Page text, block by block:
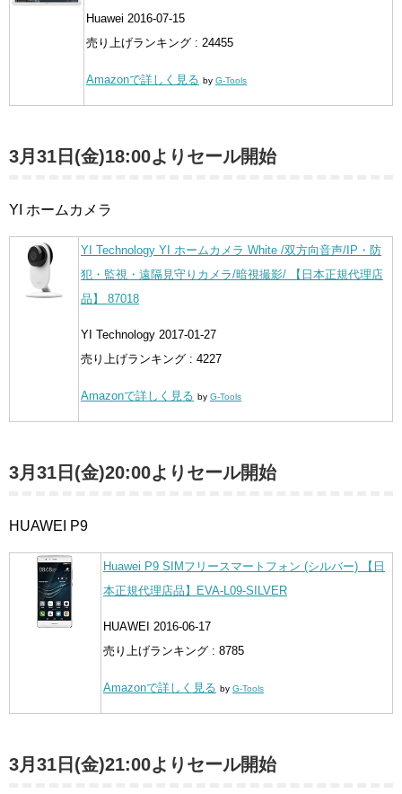
Huawei 2016-07-15
売り上げランキング : 24455
Amazonで詳しく見る by G-Tools
3月31日(金)18:00よりセール開始
YI ホームカメラ
YI Technology YI ホームカメラ White /双方向音声/IP・防
犯・監視・遠隔見守りカメラ/暗視撮影/ 【日本正規代理店
品】 87018
YI Technology 2017-01-27
売り上げランキング : 4227
Amazonで詳しく見る by G-Tools
3月31日(金)20:00よりセール開始
HUAWEI P9
Huawei P9 SIMフリースマートフォン (シルバー) 【日
本正規代理店品】EVA-L09-SILVER
HUAWEI 2016-06-17
売り上げランキング : 8785
Amazonで詳しく見る by G-Tools
3月31日(金)21:00よりセール開始